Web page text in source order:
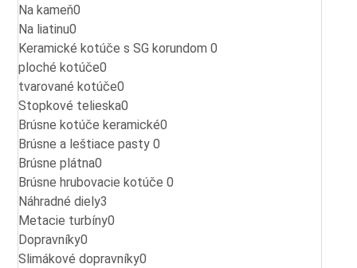
Na kameň0
Na liatinu0
Keramické kotúče s SG korundom0
ploché kotúče0
tvarované kotúče0
Stopkové telieska0
Brúsne kotúče keramické0
Brúsne a leštiace pasty0
Brúsne plátna0
Brúsne hrubovacie kotúče0
Náhradné diely3
Metacie turbíny0
Dopravníky0
Slimákové dopravníky0